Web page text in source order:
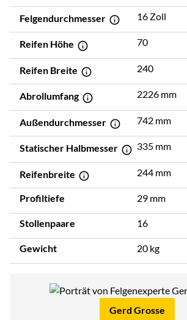
Felgendurchmesser 16 Zoll
Reifen Höhe 70
Reifen Breite 240
Abrollumfang 2226 mm
Außendurchmesser 742 mm
Statischer Halbmesser 335 mm
Reifenbreite 244 mm
Profiltiefe 29 mm
Stollenpaare 16
Gewicht 20 kg
Gerd Grosse